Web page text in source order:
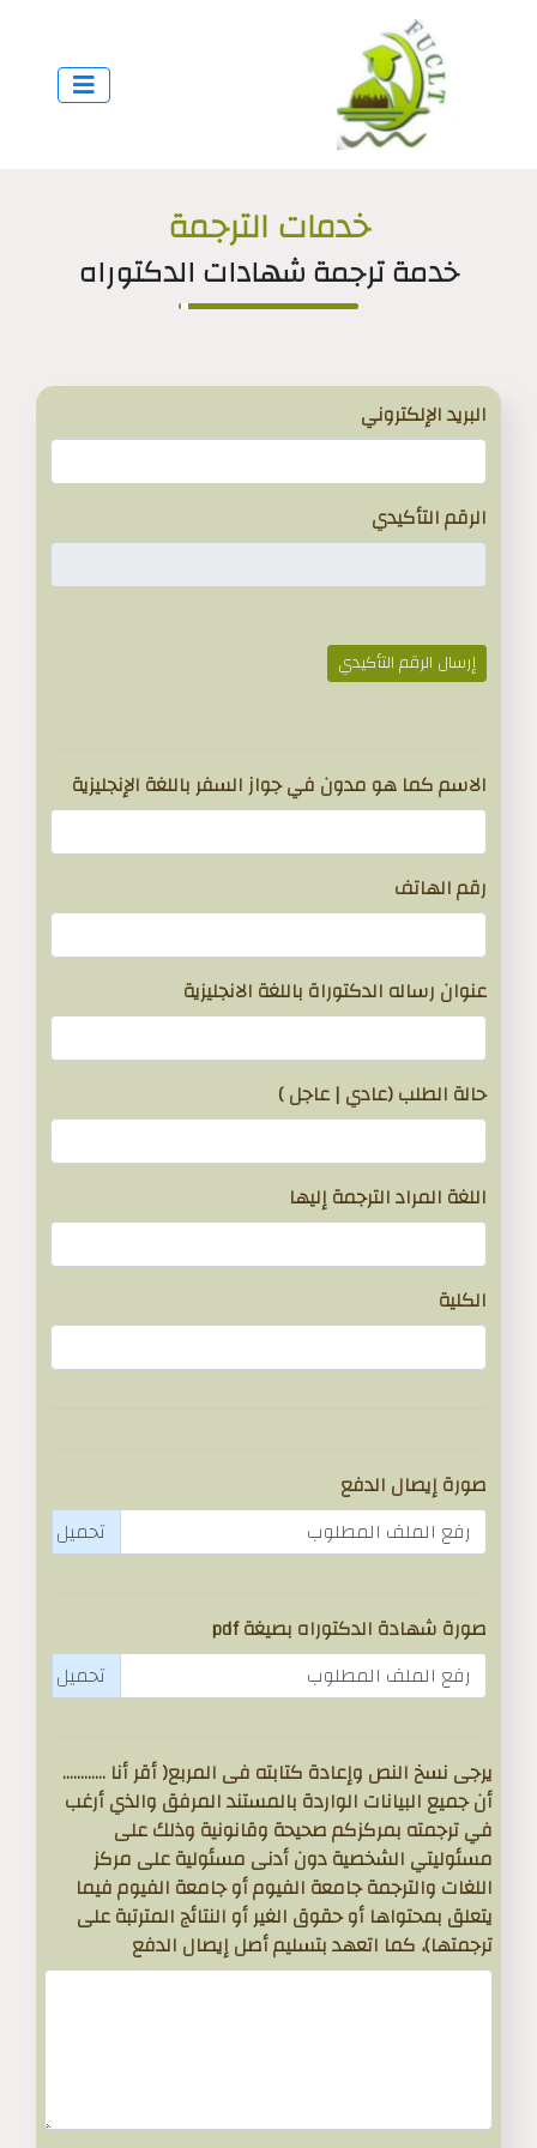
خدمات الترجمة
خدمة ترجمة شهادات الدكتوراه
البريد الإلكتروني
الرقم التأكيدي
إرسال الرقم التأكيدي
الاسم كما هو مدون في جواز السفر باللغة الإنجليزية
رقم الهاتف
عنوان رساله الدكتوراة باللغة الانجليزية
حالة الطلب (عادي | عاجل )
اللغة المراد الترجمة إليها
الكلية
صورة إيصال الدفع
رفع الملف المطلوب
صورة شهادة الدكتوراه بصيغة pdf
رفع الملف المطلوب
يرجى نسخ النص وإعادة كتابته فى المربع( أقر أنا ............
أن جميع البيانات الواردة بالمستند المرفق والذي أرغب
في ترجمته بمركزكم صحيحة وقانونية وذلك على
مسئوليتي الشخصية دون أدنى مسئولية على مركز
اللغات والترجمة جامعة الفيوم أو جامعة الفيوم فيما
يتعلق بمحتواها أو حقوق الغير أو النتائج المترتبة على
ترجمتها)، كما اتعهد بتسليم أصل إيصال الدفع